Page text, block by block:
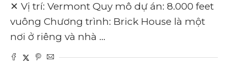
✕ Vị trí: Vermont Quy mô dự án: 8.000 feet
vuông Chương trình: Brick House là một
nơi ở riêng và nhà …